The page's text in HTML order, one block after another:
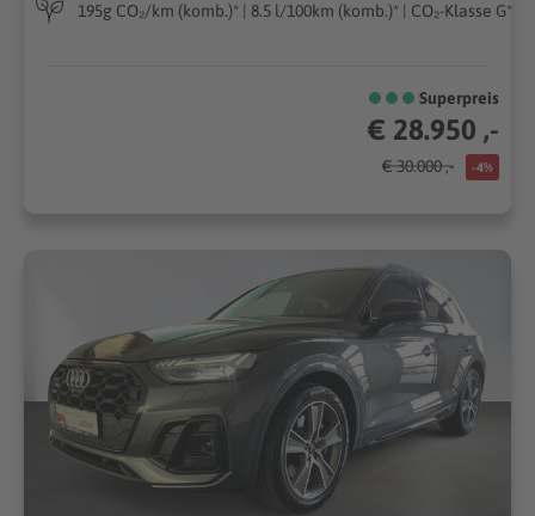
195g CO₂/km (komb.)* | 8.5 l/100km (komb.)* | CO₂-Klasse G*
Superpreis
€ 28.950 ,-
€ 30.000 ,- -4%